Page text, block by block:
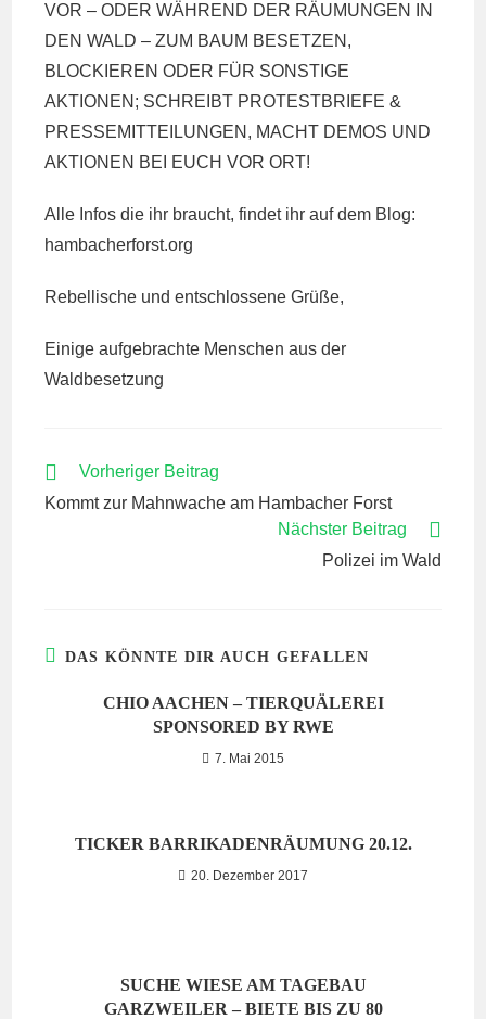
VOR – ODER WÄHREND DER RÄUMUNGEN IN
DEN WALD – ZUM BAUM BESETZEN,
BLOCKIEREN ODER FÜR SONSTIGE
AKTIONEN; SCHREIBT PROTESTBRIEFE &
PRESSEMITTEILUNGEN, MACHT DEMOS UND
AKTIONEN BEI EUCH VOR ORT!
Alle Infos die ihr braucht, findet ihr auf dem Blog:
hambacherforst.org
Rebellische und entschlossene Grüße,
Einige aufgebrachte Menschen aus der
Waldbesetzung
WEITERE
ANSEHEN
Vorheriger Beitrag
Kommt zur Mahnwache am Hambacher Forst
Nächster Beitrag
Polizei im Wald
DAS KÖNNTE DIR AUCH GEFALLEN
CHIO AACHEN – TIERQUÄLEREI
SPONSORED BY RWE
7. Mai 2015
TICKER BARRIKADENRÄUMUNG 20.12.
20. Dezember 2017
SUCHE WIESE AM TAGEBAU
GARZWEILER – BIETE BIS ZU 80